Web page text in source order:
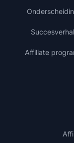
Affiliate